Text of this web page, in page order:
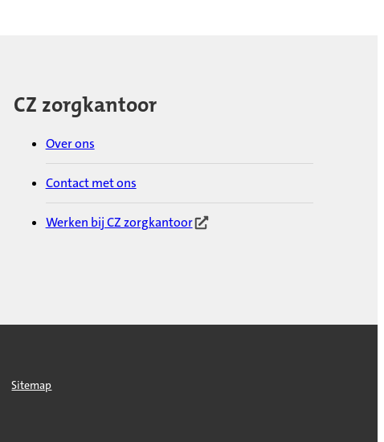
CZ zorgkantoor
Over ons
Contact met ons
Werken bij CZ zorgkantoor
(Opent in nieuw tabblad)
Sitemap